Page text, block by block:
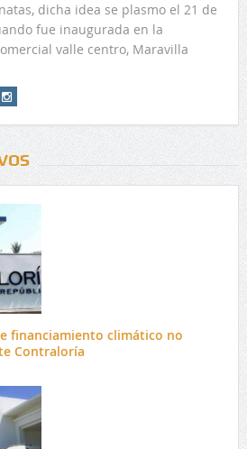
dicha idea se plasmo el 21 de
fue inaugurada en la
valle centro, Maravilla
financiamiento climático no
Contraloría